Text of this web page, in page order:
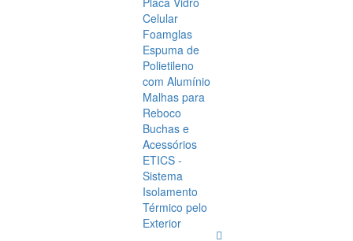
Celular
Foamglas
Espuma de
Polietileno
com Alumínio
Malhas para
Reboco
Buchas e
Acessórios
ETICS -
Sistema
Isolamento
Térmico pelo
Exterior